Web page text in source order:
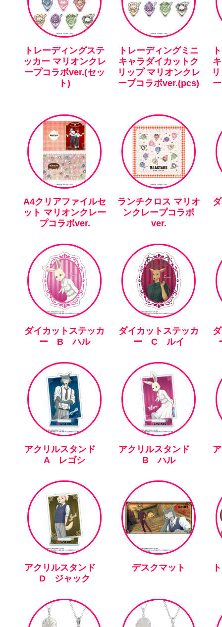
トレーディングステ
ッカー マリオンクレ
ープコラボver.(セッ
ト)
トレーディングミニ
キャラダイカットク
リップ マリオンクレ
ープコラボver.(pcs)
A4クリアファイルセ
ット マリオンクレー
プコラボver.
ランチクロス マリオ
ンクレープコラボ
ver.
ダイカットステッカ
ー B ハル
ダイカットステッカ
ー C ルイ
アクリルスタンド
A レゴシ
アクリルスタンド
B ハル
アクリルスタンド
D ジャック
デスクマット